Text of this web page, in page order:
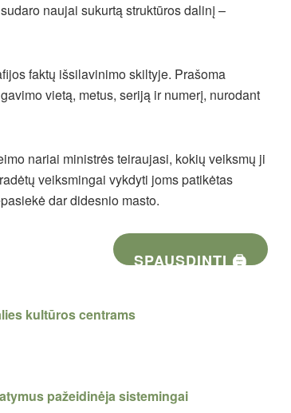
naujai sukurtą struktūros dalinį –
faktų išsilavinimo skiltyje. Prašoma
vietą, metus, seriją ir numerį, nurodant
nariai ministrės teiraujasi, kokių veiksmų ji
veiksmingai vykdyti joms patikėtas
dar didesnio masto.
SPAUSDINTI 🖨
kultūros centrams
pažeidinėja sistemingai